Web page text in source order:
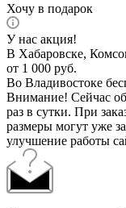
Хочу в подарок
У нас акция!
В Хабаровске,
от 1 000 руб.
Во Владивостоке
Внимание! Сейчас
раз в сутки. При
размеры могут уже
улучшение работы